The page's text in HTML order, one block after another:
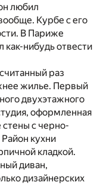
любил
Курбе с его
В Париже
нибудь отвести
раз
жилье. Первый
двухэтажного
оформленная
с черно-
кухни
кладкой.
диван,
дизайнерских